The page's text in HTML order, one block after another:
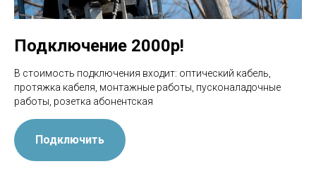
Подключение 2000р!
В стоимость подключения входит: оптический кабель,
протяжка кабеля, монтажные работы, пусконаладочные
работы, розетка абонентская
Подключить